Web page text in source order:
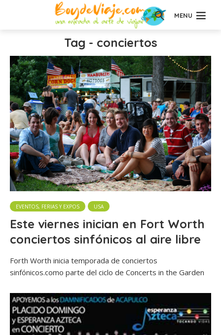
MENU
Tag - conciertos
EVENTOS, FERIAS Y EXPOS USA
Este viernes inician en Fort Worth
conciertos sinfónicos al aire libre
Forth Worth inicia temporada de conciertos
sinfónicos.como parte del ciclo de Concerts in the Garden